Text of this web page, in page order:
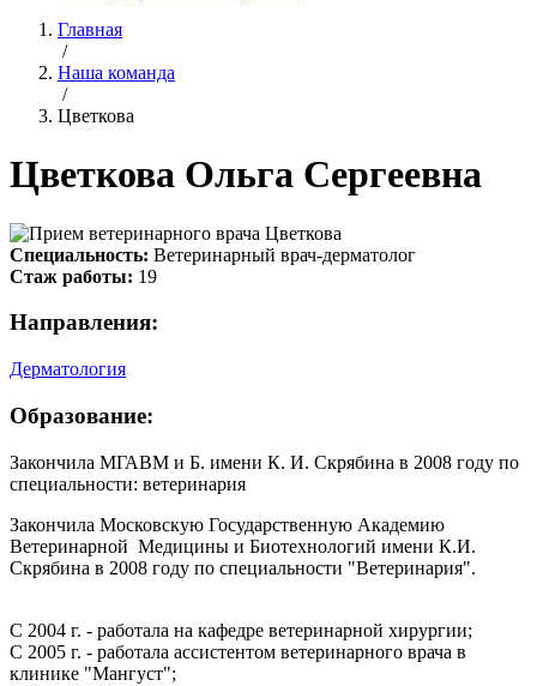
Главная
/
Наша команда
/
Цветкова
Цветкова Ольга Сергеевна
Специальность: Ветеринарный врач-дерматолог
Стаж работы: 19
Направления:
Дерматология
Образование:
Закончила МГАВМ и Б. имени К. И. Скрябина в 2008 году по
специальности: ветеринария
Закончила Московскую Государственную Академию
Ветеринарной Медицины и Биотехнологий имени К.И.
Скрябина в 2008 году по специальности "Ветеринария".
С 2004 г. - работала на кафедре ветеринарной хирургии;
С 2005 г. - работала ассистентом ветеринарного врача в
клинике "Мангуст";